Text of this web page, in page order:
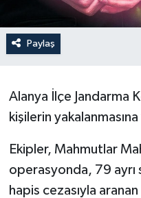
Paylaş
Alanya İlçe Jandarma
kişilerin
Ekipler, Mahmutlar
operasyonda, 79 ayrı
hapis cezasıyla